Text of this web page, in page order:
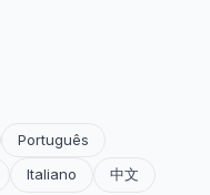
Português
Italiano 中文